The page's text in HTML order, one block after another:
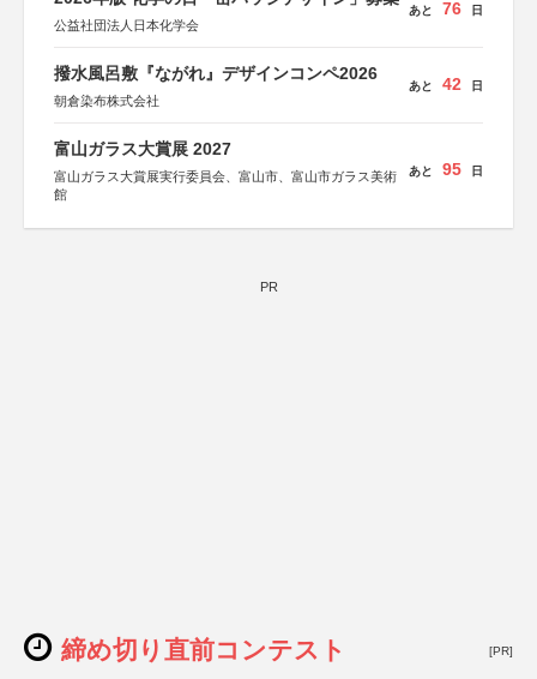
公益社団法人日本化学会
あと 76 日
撥水風呂敷『ながれ』デザインコンペ2026
朝倉染布株式会社
あと 42 日
富山ガラス大賞展 2027
富山ガラス大賞展実行委員会、富山市、富山市ガラス美術
館
あと 95 日
PR
締め切り直前コンテスト [PR]